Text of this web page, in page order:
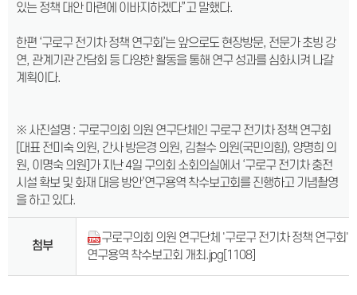
있는 정책 대안 마련에 이바지하겠다”고 말했다.
한편 ‘구로구 전기차 정책 연구회’는 앞으로도 현장방문, 전문가 초빙 강
연, 관계기관 간담회 등 다양한 활동을 통해 연구 성과를 심화시켜 나갈
계획이다.
※ 사진설명 : 구로구의회 의원 연구단체인 구로구 전기차 정책 연구회
[대표 전미숙 의원, 간사 방은경 의원, 김철수 의원(국민의힘), 양명희 의
원, 이명숙 의원]가 지난 4일 구의회 소회의실에서 ‘구로구 전기차 충전
시설 확보 및 화재 대응 방안’연구용역 착수보고회를 진행하고 기념촬영
을 하고 있다.
첨부
구로구의회 의원 연구단체 '구로구 전기차 정책 연구회'
연구용역 착수보고회 개최.jpg [1108]